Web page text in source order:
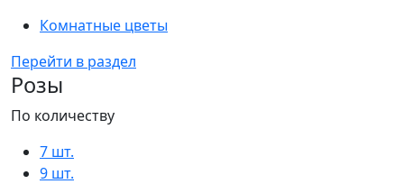
Комнатные цветы
Перейти в раздел
Розы
По количеству
7 шт.
9 шт.